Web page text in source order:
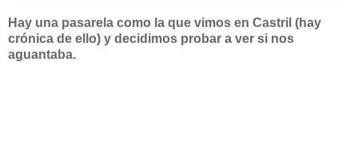
Hay una pasarela como la que vimos en Castril (hay
crónica de ello) y decidimos probar a ver si nos
aguantaba.